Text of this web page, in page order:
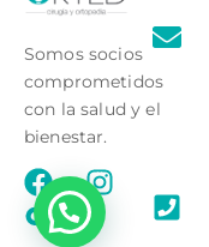
Somos socios
comprometidos
con la salud y el
bienestar.